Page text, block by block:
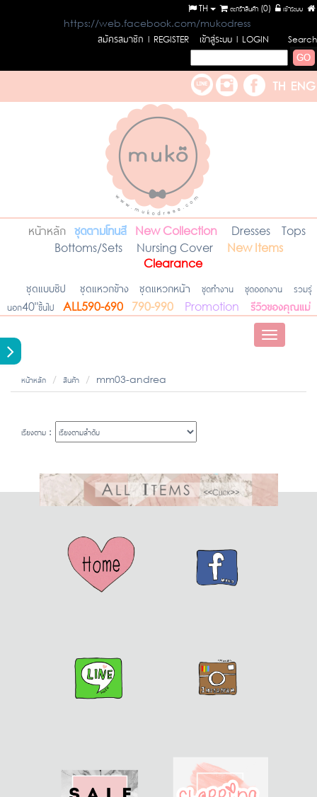
เข้าระบบ
ตะกร้าสินค้า (0)
TH
https://web.facebook.com/mukodress
สมัครสมาชิก l REGISTER เข้าสู่ระบบ l LOGIN Search
หน้าหลัก ชุดตามโทนสี New Collection Dresses
Tops
Bottoms/Sets
Nursing Cover
New Items
Clearance
ชุดแบบซิป ชุดแหวกข้าง ชุดแหวกหน้า ชุดทำงาน ชุดออกงาน
รวมรุ่
นอก40"ขึ้นไป
ALL590-690 790-990 Promotion รีวิวของคุณแม่
Toggle
หน้าหลัก สินค้า mm03-andrea
เรียงตาม :